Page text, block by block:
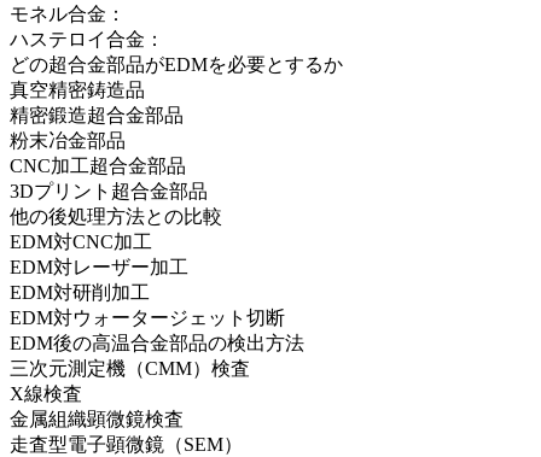
モネル合金：
ハステロイ合金：
どの超合金部品がEDMを必要とするか
真空精密鋳造品
精密鍛造超合金部品
粉末冶金部品
CNC加工超合金部品
3Dプリント超合金部品
他の後処理方法との比較
EDM対CNC加工
EDM対レーザー加工
EDM対研削加工
EDM対ウォータージェット切断
EDM後の高温合金部品の検出方法
三次元測定機（CMM）検査
X線検査
金属組織顕微鏡検査
走査型電子顕微鏡（SEM）